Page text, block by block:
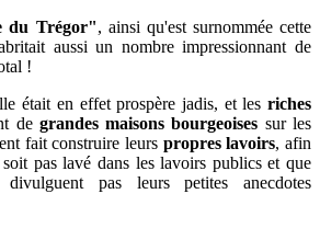
du Trégor", ainsi qu'est surnommée cette
aussi un nombre impressionnant de
!
était en effet prospère jadis, et les riches
de grandes maisons bourgeoises sur les
fait construire leurs propres lavoirs, afin
pas lavé dans les lavoirs publics et que
pas leurs petites anecdotes